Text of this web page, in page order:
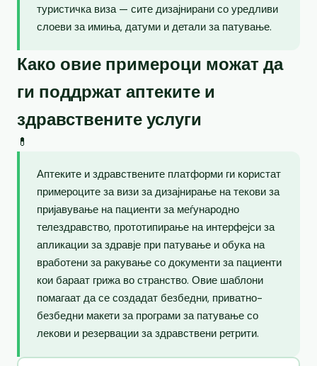
туристичка виза — сите дизајнирани со уредливи
слоеви за имиња, датуми и детали за патување.
Како овие примероци можат да
ги поддржат аптеките и
здравствените услуги
💊
Аптеките и здравствените платформи ги користат
примероците за визи за дизајнирање на текови за
пријавување на пациенти за меѓународно
телездравство, прототипирање на интерфејси за
апликации за здравје при патување и обука на
вработени за ракување со документи за пациенти
кои бараат грижа во странство. Овие шаблони
помагаат да се создадат безбедни, приватно-
безбедни макети за програми за патување со
лекови и резервации за здравствени ретрити.